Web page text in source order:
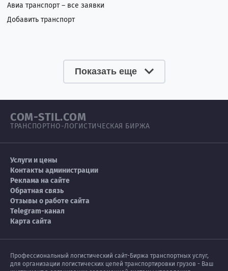
Авиа транспорт – все заявки
Добавить транспорт
Показать еще
COM-STIL.COM
ТРАНСПОРТНО-ЛОГИСТИЧЕСКАЯ БИРЖА
Услуги и цены
Контакты администрации
Реклама на сайте
Обратная связь
Отзывы о работе сайта
Telegram-канал
Карта сайта
Профессиональный логистический сайт-Биржа транспортных услуг,
для организации логистических цепей транспортировки грузов - Ваш